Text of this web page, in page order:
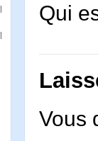
Qui
Vous